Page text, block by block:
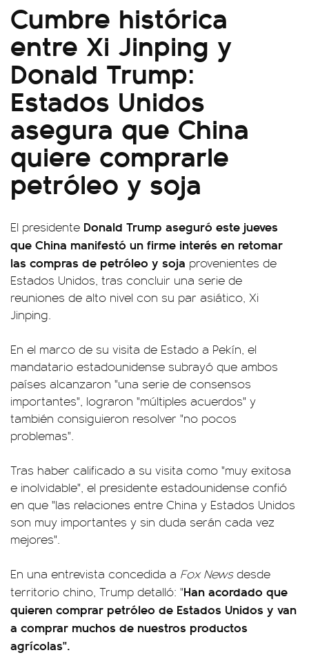
Cumbre histórica
entre Xi Jinping y
Donald Trump:
Estados Unidos
asegura que China
quiere comprarle
petróleo y soja
El presidente Donald Trump aseguró este jueves
que China manifestó un firme interés en retomar
las compras de petróleo y soja provenientes de
Estados Unidos, tras concluir una serie de
reuniones de alto nivel con su par asiático, Xi
Jinping.
En el marco de su visita de Estado a Pekín, el
mandatario estadounidense subrayó que ambos
países alcanzaron "una serie de consensos
importantes", lograron "múltiples acuerdos" y
también consiguieron resolver "no pocos
problemas".
Tras haber calificado a su visita como "muy exitosa
e inolvidable", el presidente estadounidense confió
en que "las relaciones entre China y Estados Unidos
son muy importantes y sin duda serán cada vez
mejores".
En una entrevista concedida a Fox Newsdesde
territorio chino, Trump detalló: "Han acordado que
quieren comprar petróleo de Estados Unidos y van
a comprar muchos de nuestros productos
agrícolas".